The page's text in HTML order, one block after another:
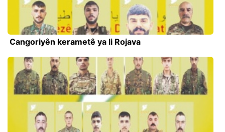
Cangoriyên kerametê ya li Rojava